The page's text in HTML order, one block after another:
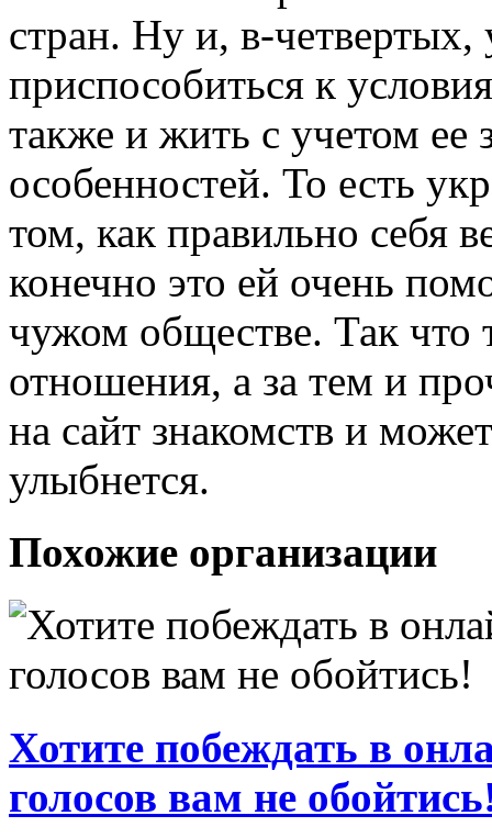
стран. Ну и, в-
приспособиться к
также и жить с учетом ее
особенностей. То есть
том, как правильно себя
конечно это ей очень
чужом обществе. Так что
отношения, а за тем и
на сайт знакомств и
улыбнется.
Похожие организации
Хотите побеждать в
голосов вам не